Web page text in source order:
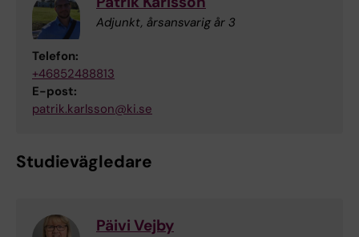
Adjunkt, årsansvarig år 3
Telefon:
+46852488813
E-post:
patrik.karlsson@ki.se
Studievägledare
Päivi Vejby